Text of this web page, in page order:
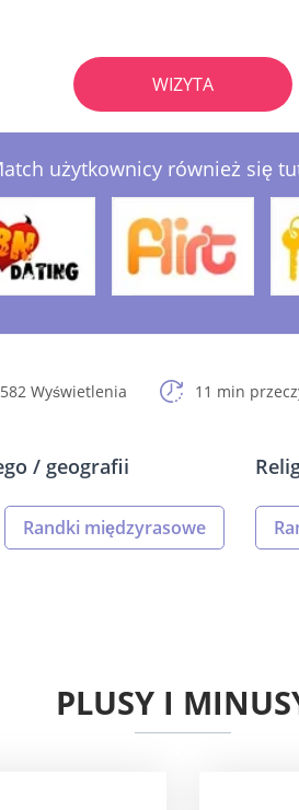
WIZYTA
użytkownicy również się
Wyświetlenia 11 min
/ geografii
Randki międzyrasowe
PLUSY I